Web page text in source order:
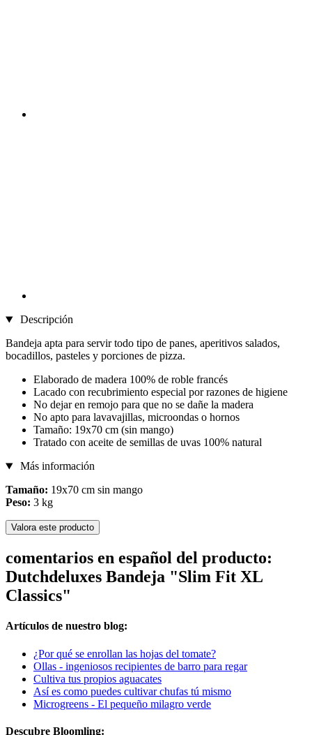
Descripción
Bandeja apta para servir todo tipo de panes, aperitivos salados,
bocadillos, pasteles y porciones de pizza.
Elaborado de madera 100% de roble francés
Lacado con recubrimiento especial por razones de higiene
No dejar en remojo para que no se dañe la madera
No apto para lavavajillas, microondas o hornos
Tamaño: 19x70 cm (sin mango)
Tratado con aceite de semillas de uvas 100% natural
Más información
Tamaño: 19x70 cm sin mango
Peso: 3 kg
Valora este producto
comentarios en español del producto:
Dutchdeluxes Bandeja "Slim Fit XL
Classics"
Artículos de nuestro blog:
¿Por qué se enrollan las hojas del tomate?
Ollas - ingeniosos recipientes de barro para regar
Cultiva tus propios aguacates
Así es como puedes cultivar chufas tú mismo
Microgreens - El pequeño milagro verde
Descubre Bloomling: